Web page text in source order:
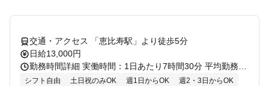
交通・アクセス 「恵比寿駅」より徒歩5分
日給13,000円
シフト自由 土日祝のみOK 週1日からOK 週2・3日からOK